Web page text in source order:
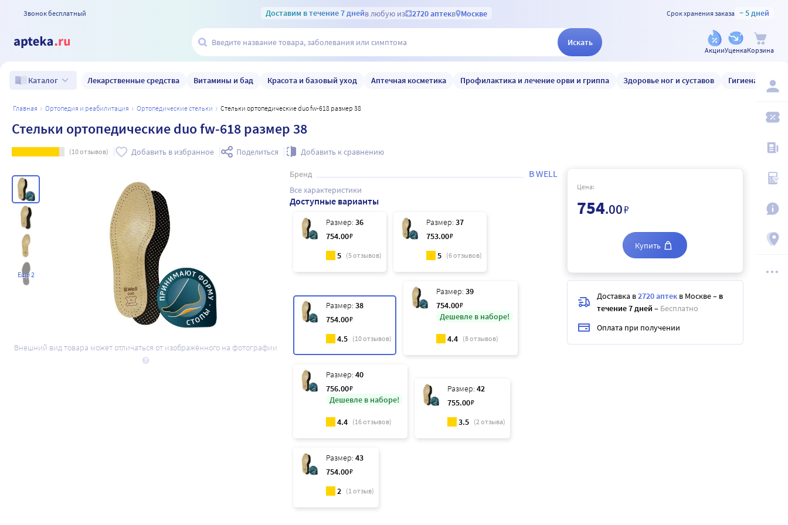
Звонок бесплатный Доставим в течение 7 днейв любую из 2720 аптекв Москве Срок хранения заказа ~ 5 дней
Искать
АкцииУценкаКорзина
Каталог Лекарственные средства Витамины и бад Красота и базовый уход Аптечная косметика Профилактика и лечение орви и гриппа Здоровье ног и суставов Гигиена и уход
главная ортопедия и реабилитация ортопедические стельки Стельки ортопедические duo fw-618 размер 38
Стельки ортопедические duo fw-618 размер 38
(10отзывов) Добавить в избранное Поделиться Добавить к сравнению
Ещё 2
Внешний вид товара может отличаться от изображённого на фотографии
Бренд B WELL
Все характеристики
Доступные варианты
Размер: 36
754.00₽
5 (5отзывов)
Размер: 37
753.00₽
5 (6отзывов)
Размер: 38
754.00₽
4.5 (10отзывов)
Размер: 39
754.00₽
Дешевле в наборе!
4.4 (8отзывов)
Размер: 40
756.00₽
Дешевле в наборе!
4.4 (16отзывов)
Размер: 42
755.00₽
3.5 (2отзыва)
Размер: 43
754.00₽
2 (1отзыв)
Цена:
754.00₽
Купить
Доставка в2720 аптек в Москве– в
течение 7 дней – Бесплатно
Оплата при получении